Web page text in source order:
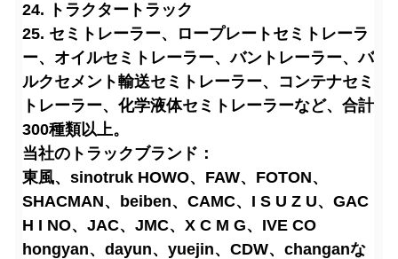
24. トラクタートラック
25. セミトレーラー、ロープレートセミトレーラ
ー、オイルセミトレーラー、バントレーラー、バ
ルクセメント輸送セミトレーラー、コンテナセミ
トレーラー、化学液体セミトレーラーなど、合計
300種類以上。
当社のトラックブランド：
東風、sinotruk HOWO、FAW、FOTON、
SHACMAN、beiben、CAMC、I S U Z U、GAC
H I NO、JAC、JMC、X C M G、IVE CO
hongyan、dayun、yuejin、CDW、changanな